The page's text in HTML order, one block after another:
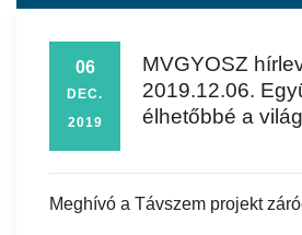
06
DEC.
2019
MVGYOSZ
2019.12.06.
élhetőbbé a
Meghívó a Távszem projekt